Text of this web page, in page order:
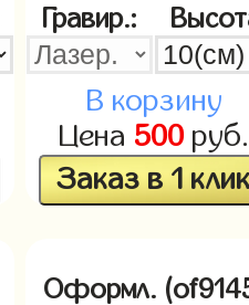
Гравир.:
В корзину
Цена 500руб.
Заказ в 1
Оформл.